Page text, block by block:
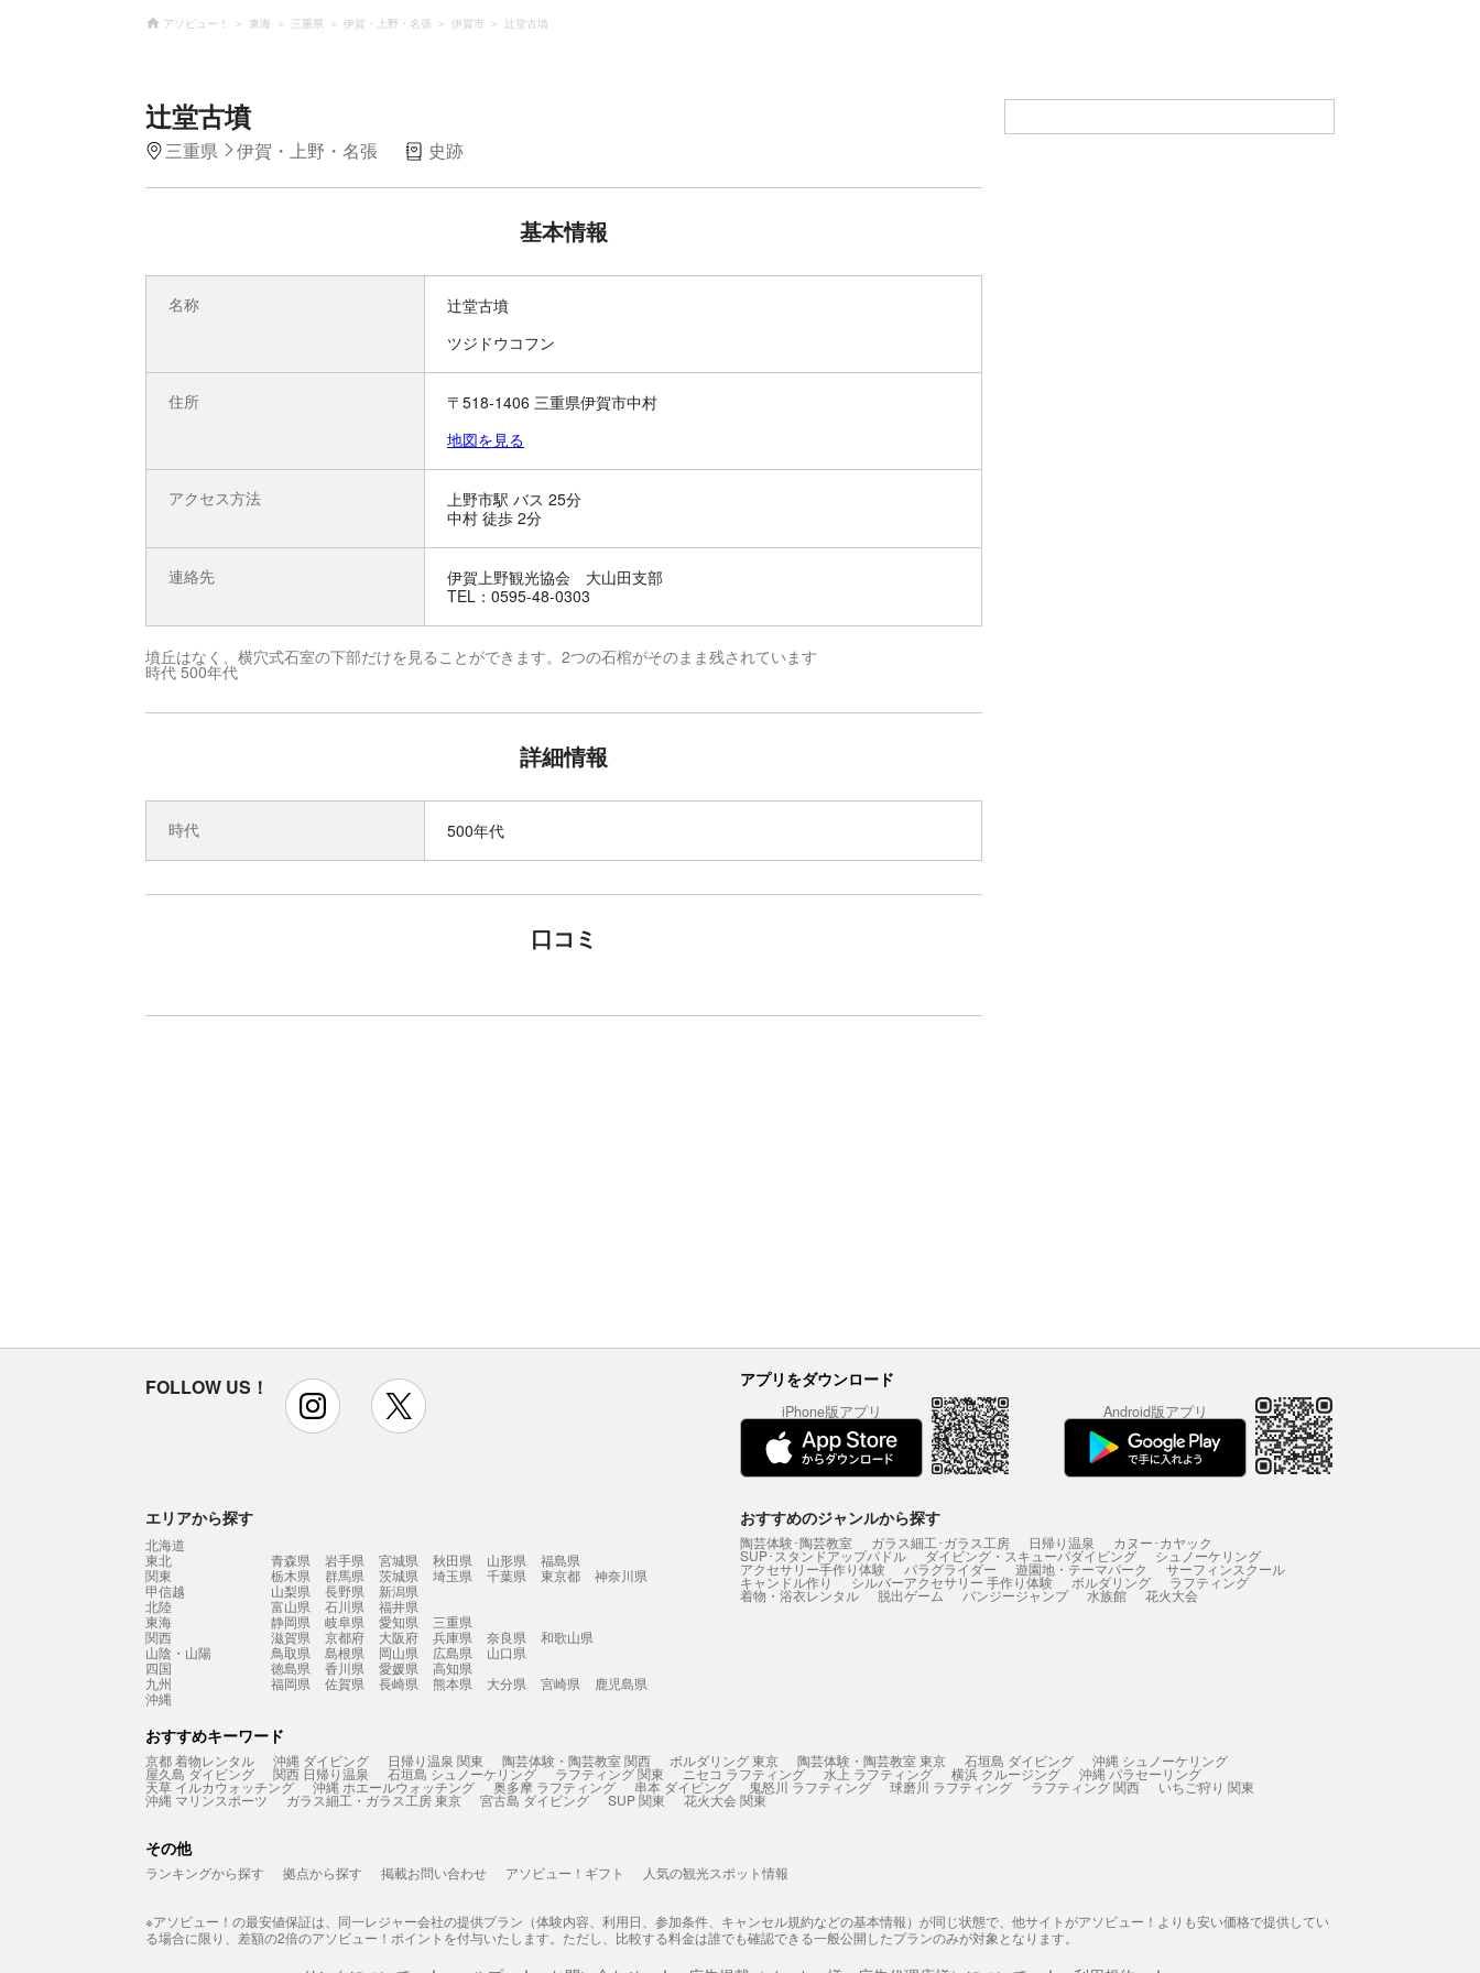
アソビュー！ 東海 三重県 伊賀・上野・名張 伊賀市 辻堂古墳
辻堂古墳
三重県 伊賀・上野・名張 史跡
基本情報
名称
辻堂古墳
ツジドウコフン
住所
〒518-1406 三重県伊賀市中村
地図を見る
アクセス方法
上野市駅 バス 25分
中村 徒歩 2分
連絡先
伊賀上野観光協会 大山田支部
TEL：0595-48-0303
墳丘はなく、横穴式石室の下部だけを見ることができます。2つの石棺がそのまま残されています
時代 500年代
詳細情報
時代 500年代
口コミ
FOLLOW US！ instagram アプリをダウンロード
iPhone版アプリ Android版アプリ
エリアから探す
北海道
東北
青森県 岩手県 宮城県 秋田県 山形県
福島県
関東
栃木県 群馬県 茨城県 埼玉県 千葉県 東京都
神奈川県
甲信越
山梨県 長野県
新潟県
北陸
富山県 石川県
福井県
東海
静岡県 岐阜県 愛知県
三重県
関西
滋賀県 京都府 大阪府 兵庫県 奈良県
和歌山県
山陰・山陽
鳥取県 島根県 岡山県 広島県
山口県
四国
徳島県 香川県 愛媛県
高知県
九州
福岡県 佐賀県 長崎県 熊本県 大分県 宮崎県
鹿児島県
沖縄
おすすめのジャンルから探す
陶芸体験･陶芸教室 ガラス細工･ガラス工房 日帰り温泉 カヌー･カヤック
SUP･スタンドアップパドル ダイビング・スキューバダイビング シュノーケリング
アクセサリー手作り体験 パラグライダー 遊園地・テーマパーク サーフィンスクール
キャンドル作り シルバーアクセサリー 手作り体験 ボルダリング ラフティング
着物・浴衣レンタル 脱出ゲーム バンジージャンプ 水族館 花火大会
おすすめキーワード
京都 着物レンタル 沖縄 ダイビング 日帰り温泉 関東 陶芸体験・陶芸教室 関西 ボルダリング 東京 陶芸体験・陶芸教室 東京 石垣島 ダイビング 沖縄 シュノーケリング
屋久島 ダイビング 関西 日帰り温泉 石垣島 シュノーケリング ラフティング 関東 ニセコ ラフティング 水上 ラフティング 横浜 クルージング 沖縄 パラセーリング
天草 イルカウォッチング 沖縄 ホエールウォッチング 奥多摩 ラフティング 串本 ダイビング 鬼怒川 ラフティング 球磨川 ラフティング ラフティング 関西 いちご狩り 関東
沖縄 マリンスポーツ ガラス細工・ガラス工房 東京 宮古島 ダイビング SUP 関東 花火大会 関東
その他
ランキングから探す 拠点から探す 掲載お問い合わせ アソビュー！ギフト 人気の観光スポット情報
※アソビュー！の最安値保証は、同一レジャー会社の提供プラン（体験内容、利用日、参加条件、キャンセル規約などの基本情報）が同じ状態で、他サイトがアソビュー！よりも安い価格で提供してい
る場合に限り、差額の2倍のアソビュー！ポイントを付与いたします。ただし、比較する料金は誰でも確認できる一般公開したプランのみが対象となります。